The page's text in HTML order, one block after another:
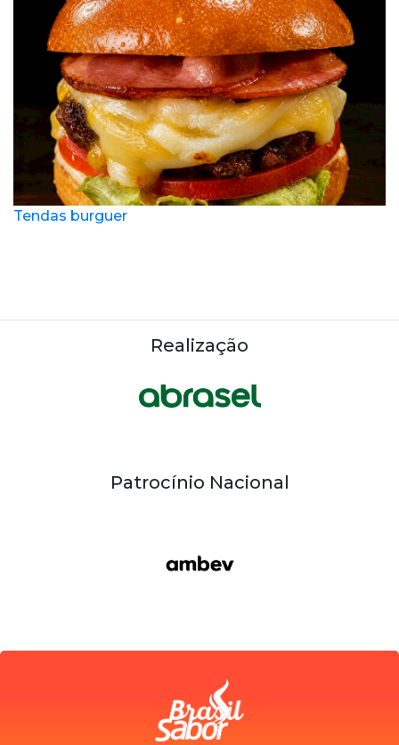
Tendas burguer
Realização
Patrocínio Nacional